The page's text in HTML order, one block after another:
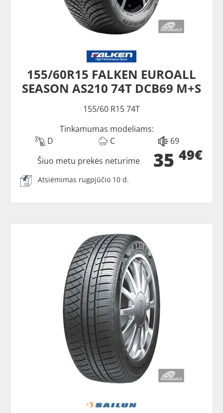
155/60R15 FALKEN EUROALL
SEASON AS210 74T DCB69 M+S
155/60 R15 74T
Tinkamumas modeliams:
D
C 69
35 49€
Šiuo metu prekės neturime
Atsiėmimas rugpjūčio 10 d.